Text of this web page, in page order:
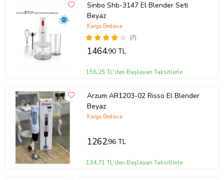
Sinbo Shb-3147 El Blender Seti
Beyaz
(7)
Kargo Bedava
1464,90 TL
156,25 TL'den Başlayan Taksitlerle
Arzum AR1203-02 Risso El Blender
Beyaz
Kargo Bedava
1262,96 TL
134,71 TL'den Başlayan Taksitlerle